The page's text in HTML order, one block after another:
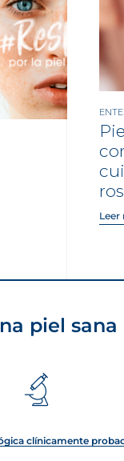
Leer
piel sana
clínicamente